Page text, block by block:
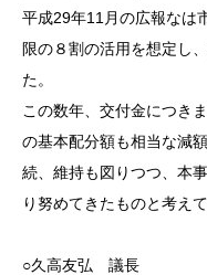
平成29年11月の広報なは
限の８割の活用を想定し
た。
この数年、交付金につき
の基本配分額も相当な減
続、維持も図りつつ、本
り努めてきたものと考え
○久高友弘 議長